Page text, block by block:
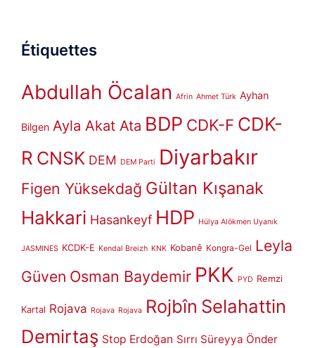
Étiquettes
Abdullah Öcalan Afrin Ahmet Türk Ayhan
Bilgen Ayla Akat Ata BDP CDK-F CDK-
R CNSK DEM DEM Parti Diyarbakır
Figen Yüksekdağ Gültan Kışanak
Hakkari Hasankeyf HDP Hülya Alökmen Uyanık
JASMINES KCDK-E Kendal Breizh KNK Kobanê Kongra-Gel Leyla
Güven Osman Baydemir PKK PYD Remzi
Kartal Rojava Rojava Rojava Rojbîn Selahattin
Demirtaş Stop Erdoğan Sırrı Süreyya Önder